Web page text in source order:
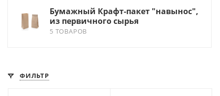
Бумажный Крафт-пакет "навынос",
из первичного сырья
5 ТОВАРОВ
ФИЛЬТР